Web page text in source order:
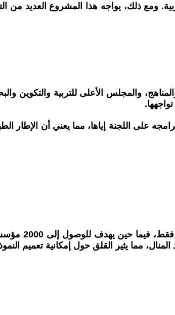
ومع ذلك، يواجه هذا المشروع العديد من
والمجلس الأعلى للتربية والتكوين
على اللجنة إياها، مما يعني أن الإطار
تُظهر المعطيات أن هناك بطءً شديدًا